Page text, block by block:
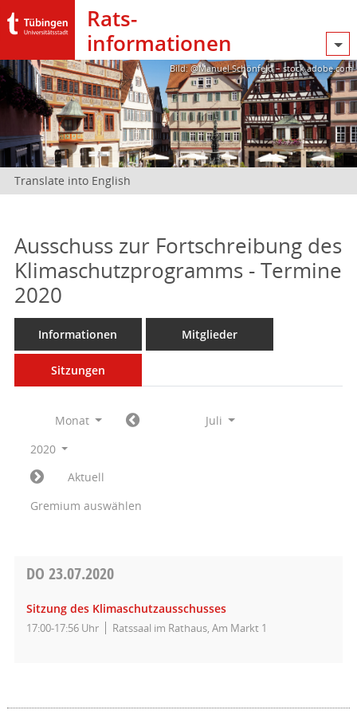
Rats­
informationen
Bild: @Manuel Schönfeld – stock.adobe.com
Translate into English
Ausschuss zur Fortschreibung des
Klimaschutzprogramms - Termine
2020
Informationen Mitglieder
Sitzungen
Monat
Juli
2020
Aktuell
Gremium auswählen
DO 23.07.2020
Sitzung des Klimaschutzausschusses
17:00-17:56 Uhr Ratssaal im Rathaus, Am Markt 1